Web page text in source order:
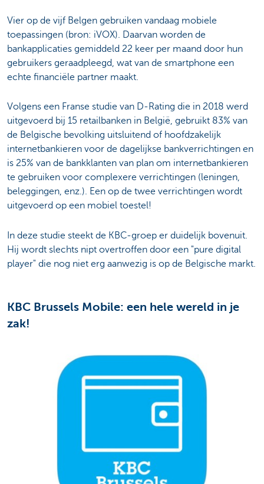
Vier op de vijf Belgen gebruiken vandaag mobiele
toepassingen (bron: iVOX). Daarvan worden de
bankapplicaties gemiddeld 22 keer per maand door hun
gebruikers geraadpleegd, wat van de smartphone een
echte financiële partner maakt.
Volgens een Franse studie van D-Rating die in 2018 werd
uitgevoerd bij 15 retailbanken in België, gebruikt 83% van
de Belgische bevolking uitsluitend of hoofdzakelijk
internetbankieren voor de dagelijkse bankverrichtingen en
is 25% van de bankklanten van plan om internetbankieren
te gebruiken voor complexere verrichtingen (leningen,
beleggingen, enz.). Een op de twee verrichtingen wordt
uitgevoerd op een mobiel toestel!
In deze studie steekt de KBC-groep er duidelijk bovenuit.
Hij wordt slechts nipt overtroffen door een "pure digital
player" die nog niet erg aanwezig is op de Belgische markt.
KBC Brussels Mobile: een hele wereld in je
zak!